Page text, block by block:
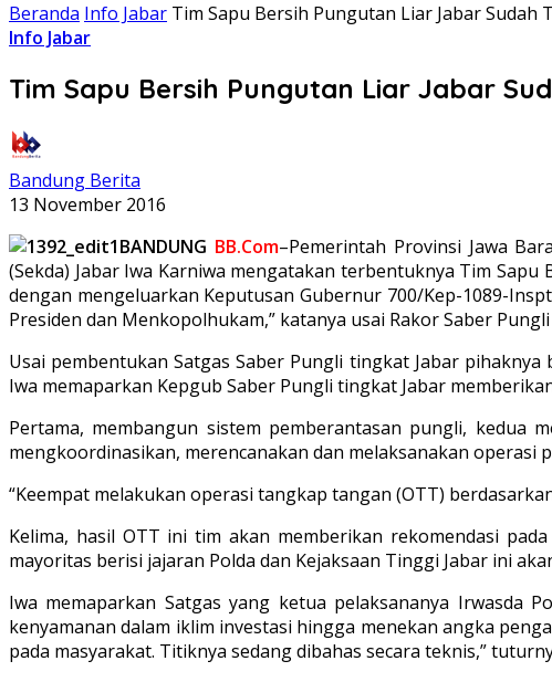
Beranda Info Jabar Tim Sapu Bersih Pungutan Liar Jabar Sudah
Info Jabar
Tim Sapu Bersih Pungutan Liar Jabar
Bandung Berita
13 November 2016
BANDUNG BB.Com–Pemerintah Provinsi Jawa
(Sekda) Jabar Iwa Karniwa mengatakan terbentuknya Tim
dengan mengeluarkan Keputusan Gubernur 700/Kep-1089-
Presiden dan Menkopolhukam,” katanya usai Rakor Saber
Usai pembentukan Satgas Saber Pungli tingkat Jabar
Iwa memaparkan Kepgub Saber Pungli tingkat Jabar
Pertama, membangun sistem pemberantasan pungli, kedua
mengkoordinasikan, merencanakan dan melaksanakan operasi
“Keempat melakukan operasi tangkap tangan (OTT)
Kelima, hasil OTT ini tim akan memberikan rekomendasi
mayoritas berisi jajaran Polda dan Kejaksaan Tinggi Jabar ini
Iwa memaparkan Satgas yang ketua pelaksananya Irwasda
kenyamanan dalam iklim investasi hingga menekan angka
pada masyarakat. Titiknya sedang dibahas secara teknis,”